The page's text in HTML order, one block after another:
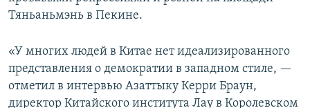
Тяньаньмэнь в Пекине.
«У многих людей в Китае нет идеализированного
представления о демократии в западном стиле, —
отметил в интервью Азаттыку Керри Браун,
директор Китайского института Лау в Королевском